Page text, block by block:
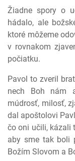
Žiadne spory o
hádalo, ale
ktoré môžeme
v rovnakom
počiatku.
Pavol to zveril
nech Boh nám
múdrosť, milosť,
dal apoštolovi
čo oni učili, kázali
aby sme tak boli
Božím Slovom a